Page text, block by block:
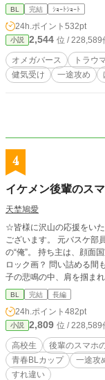
なかった
本当は
僕のお
BL 完結 ｼｮｰﾄｼｮｰﾄ
24h.ポイント 532pt
小説 2,544 位 / 228,589
オメガバース トラウ
健気受け
一途攻め
4
イケメン後輩のス
天埜鳩愛
☆皆様に沢山の応援をい
ございます。 元バスケ部
の“俺”。 持ち主は、顔面
ロック画？ 問い詰める間
子の悲鳴の中、肩を掴ま
んだけど。 頼られたら嫌とは言えない南澤燈真は高校二年生。クールなイケメ
ン後輩、北門唯が置き忘
時代の燈真だった！ 北門
ことに。その日から学年
た悩みを北門にだけ打
救いすくわれ・持ちつ持たれつラブ！ ☆ノベマ！の
作品に加筆＆新エピソー
BL 完結 長編
24h.ポイント 482pt
小説 2,809 位 / 228,589
高校生 後輩のスマホ
青春BLカップ​
一途攻
すれ違い